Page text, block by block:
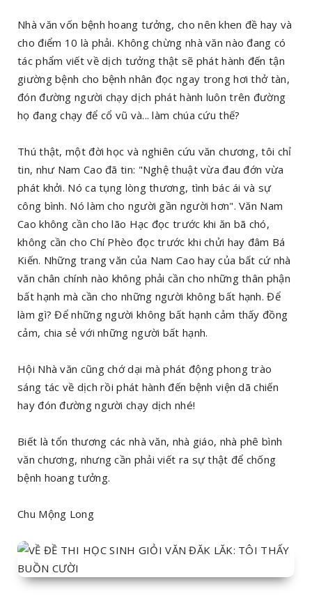
Nhà văn vốn bệnh hoang tưởng, cho nên khen đề hay và
cho điểm 10 là phải. Không chừng nhà văn nào đang có
tác phẩm viết về dịch tưởng thật sẽ phát hành đến tận
giường bệnh cho bệnh nhân đọc ngay trong hơi thở tàn,
đón đường người chạy dịch phát hành luôn trên đường
họ đang chạy để cổ vũ và... làm chúa cứu thế?
Thú thật, một đời học và nghiên cứu văn chương, tôi chỉ
tin, như Nam Cao đã tin: "Nghệ thuật vừa đau đớn vừa
phát khởi. Nó ca tụng lòng thương, tình bác ái và sự
công bình. Nó làm cho người gần người hơn". Văn Nam
Cao không cần cho lão Hạc đọc trước khi ăn bã chó,
không cần cho Chí Phèo đọc trước khi chửi hay đâm Bá
Kiến. Những trang văn của Nam Cao hay của bất cứ nhà
văn chân chính nào không phải cần cho những thân phận
bất hạnh mà cần cho những người không bất hạnh. Để
làm gì? Để những người không bất hạnh cảm thấy đồng
cảm, chia sẻ với những người bất hạnh.
Hội Nhà văn cũng chớ dại mà phát động phong trào
sáng tác về dịch rồi phát hành đến bệnh viện dã chiến
hay đón đường người chạy dịch nhé!
Biết là tổn thương các nhà văn, nhà giáo, nhà phê bình
văn chương, nhưng cần phải viết ra sự thật để chống
bệnh hoang tưởng.
Chu Mộng Long